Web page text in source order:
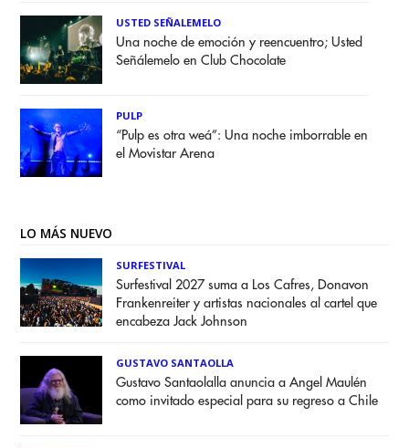
USTED SEÑALEMELO
Una noche de emoción y reencuentro; Usted
Señálemelo en Club Chocolate
PULP
“Pulp es otra weá”: Una noche imborrable en
el Movistar Arena
LO MÁS NUEVO
SURFESTIVAL
Surfestival 2027 suma a Los Cafres, Donavon
Frankenreiter y artistas nacionales al cartel que
encabeza Jack Johnson
GUSTAVO SANTAOLLA
Gustavo Santaolalla anuncia a Angel Maulén
como invitado especial para su regreso a Chile